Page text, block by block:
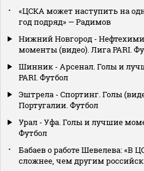
«ЦСКА может наступить на
год подряд» — Радимов
Нижний Новгород -
моменты (видео). Лига PARI.
Шинник - Арсенал. Голы и
PARI. Футбол
Эштрела - Спортинг. Голы
Португалии. Футбол
Урал - Уфа. Голы и лучшие
Футбол
Бабаев о работе Шевелева: «В
сложнее, чем другим